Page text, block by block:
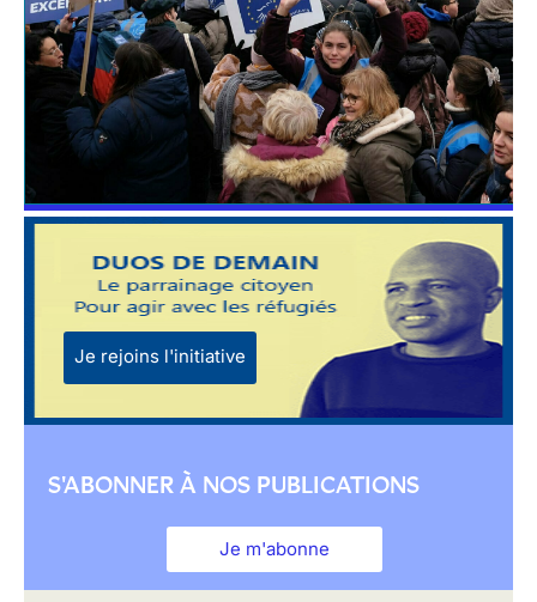
Je rejoins l'initiative
S'ABONNER À NOS PUBLICATIONS
Je m'abonne